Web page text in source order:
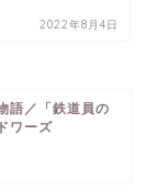
2022年8月4日
語／「鉄道員の
ワーズ